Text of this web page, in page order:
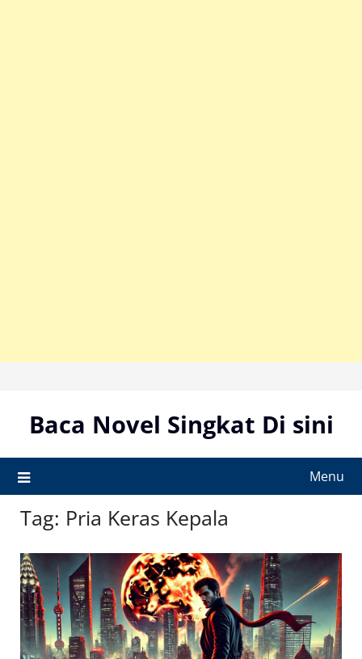
contentBaca Novel Singkat Di sini
Menu
Tag: Pria Keras Kepala